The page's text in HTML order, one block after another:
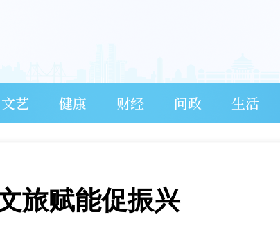
文艺 健康 财经 问政 生活
旅赋能促振兴